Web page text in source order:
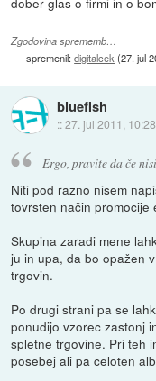
Zgodovina sprememb…
spremenil:digitalcek (27. jul
bluefish
::27. jul 2011, 10:28
Ergo, pravite da če
Niti pod razno nisem
tovrsten način promocije
Skupina zaradi mene
ju in upa, da bo opažen
trgovin.
Po drugi strani pa se
ponudijo vzorec zastonj
spletne trgovine. Pri teh
posebej ali pa celoten